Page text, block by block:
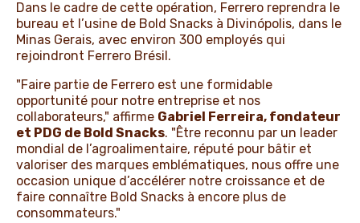
Dans le cadre de cette opération, Ferrero reprendra le
bureau et l’usine de Bold Snacks à Divinópolis, dans le
Minas Gerais, avec environ 300 employés qui
rejoindront Ferrero Brésil.
"Faire partie de Ferrero est une formidable
opportunité pour notre entreprise et nos
collaborateurs," affirme Gabriel Ferreira, fondateur
et PDG de Bold Snacks. "Être reconnu par un leader
mondial de l’agroalimentaire, réputé pour bâtir et
valoriser des marques emblématiques, nous offre une
occasion unique d’accélérer notre croissance et de
faire connaître Bold Snacks à encore plus de
consommateurs."